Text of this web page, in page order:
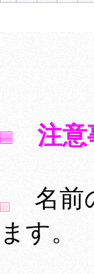
注意
名前
ます。